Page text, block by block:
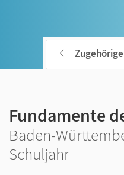
Fundamente
Baden-
Schuljahr